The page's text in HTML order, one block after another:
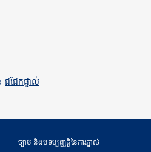
ជជែកផ្ទាល់
ច្បាប់ និងបទប្បញ្ញត្តិនៃការភ្នាល់